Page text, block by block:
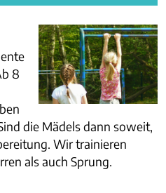
8
die Mädels dann soweit,
Wir trainieren
als auch Sprung.